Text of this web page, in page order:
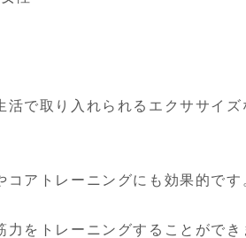
で取り入れられるエクササイ
アトレーニングにも効果的です
をトレーニングすることができ